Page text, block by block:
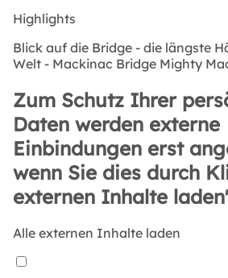
Highlights
Blick auf die Bridge - die längste
Welt - Mackinac Bridge Mighty
Zum Schutz Ihrer
Daten werden externe
Einbindungen erst
wenn Sie dies durch
externen Inhalte
Alle externen Inhalte laden